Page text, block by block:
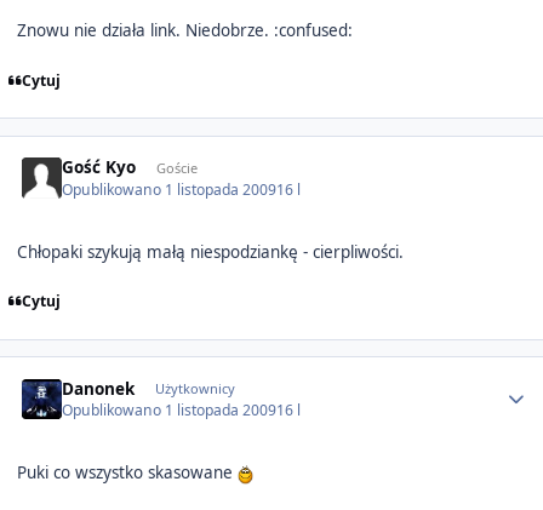
Znowu nie działa link. Niedobrze. :confused:
Cytuj
Gość Kyo Goście
Opublikowano 1 listopada 200916 l
Chłopaki szykują małą niespodziankę - cierpliwości.
Cytuj
Danonek Użytkownicy
Opublikowano 1 listopada 200916 l
Puki co wszystko skasowane